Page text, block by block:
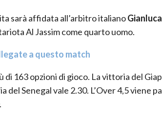
sarà affidata all’arbitroitaliano
Al Jassimcome quarto uomo.
a questo match
di 163opzioni di gioco. La vittoria del
del Senegal vale 2.30. L’Over 4,5 viene
.